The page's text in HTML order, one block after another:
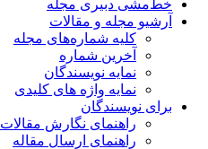
خط‌مشی دبیری مجله
آرشیو مجله و مقالات
کلیه شماره‌های مجله
آخرین شماره
نمایه نویسندگان
نمایه واژه های کلیدی
برای نویسندگان
راهنمای نگارش مقالات
راهنمای ارسال مقاله